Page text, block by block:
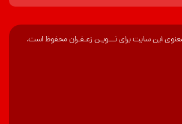
این سایت برای نـــویـن زعـفـران محفوظ است.